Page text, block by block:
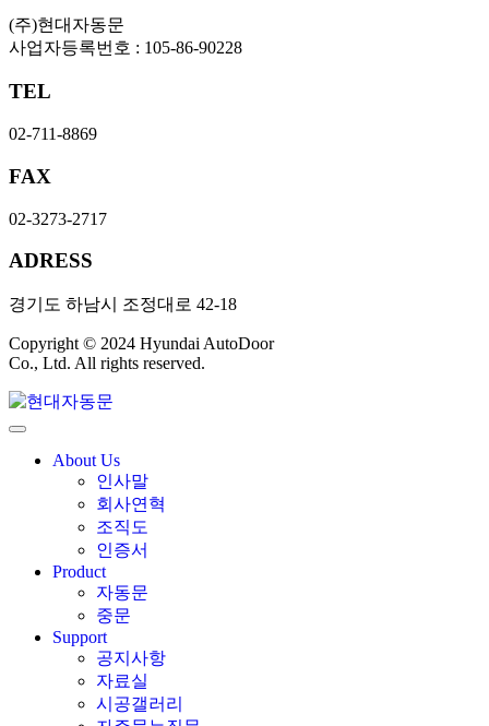
(주)현대자동문
사업자등록번호 : 105-86-90228
TEL
02-711-8869
FAX
02-3273-2717
ADRESS
경기도 하남시 조정대로 42-18
Copyright © 2024 Hyundai AutoDoor
Co., Ltd. All rights reserved.
About Us
인사말
회사연혁
조직도
인증서
Product
자동문
중문
Support
공지사항
자료실
시공갤러리